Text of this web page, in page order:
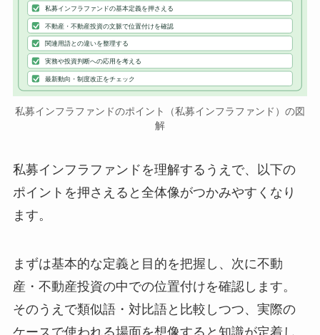
私募インフラファンドの基本定義を押さえる
不動産・不動産投資の文脈で位置付けを確認
関連用語との違いを整理する
実務や投資判断への応用を考える
最新動向・制度改正をチェック
私募インフラファンドのポイント（私募インフラファンド）の図
解
私募インフラファンドを理解するうえで、以下の
ポイントを押さえると全体像がつかみやすくなり
ます。
まずは基本的な定義と目的を把握し、次に不動
産・不動産投資の中での位置付けを確認します。
そのうえで類似語・対比語と比較しつつ、実際の
ケースで使われる場面を想像すると知識が定着し